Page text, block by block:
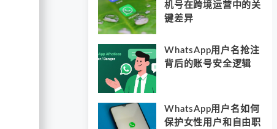
机号在跨境运营中的关
键差异
WhatsApp用户名抢注
背后的账号安全逻辑
WhatsApp用户名如何
保护女性用户和自由职